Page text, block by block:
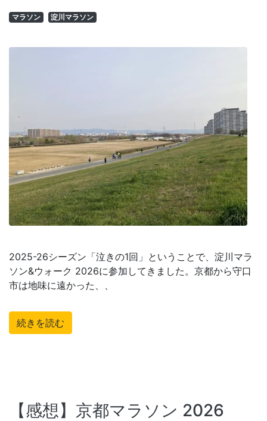
マラソン 淀川マラソン
2025-26シーズン「泣きの1回」ということで、淀川マラ
ソン&ウォーク 2026に参加してきました。京都から守口
市は地味に遠かった、、
続きを読む
【感想】京都マラソン 2026